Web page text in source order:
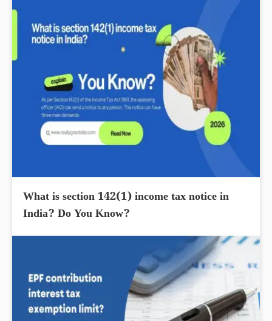
What is section 142(1) income tax notice in
India? Do You Know?